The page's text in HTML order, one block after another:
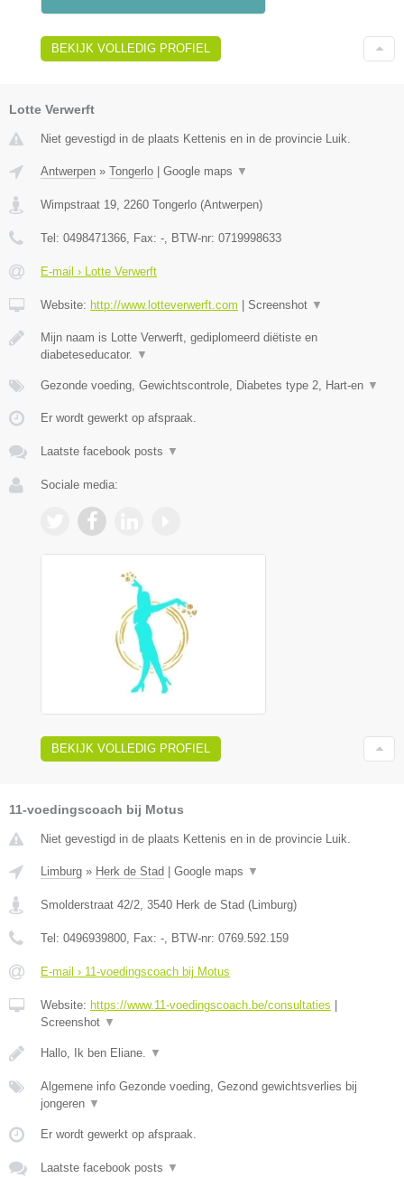
BEKIJK VOLLEDIG PROFIEL
Lotte Verwerft
Niet gevestigd in de plaats Kettenis en in de provincie Luik.
Antwerpen » Tongerlo Google maps ▼
Wimpstraat 19 2260 Tongerlo (Antwerpen)
Tel: 0498471366 , Fax: - , BTW-nr: 0719998633
E-mail › Lotte Verwerft
Website: http://www.lotteverwerft.com Screenshot ▼
Mijn naam is Lotte Verwerft, gediplomeerd diëtiste en
diabeteseducator.
▼
Gezonde voeding, Gewichtscontrole, Diabetes type 2, Hart-en ▼
Er wordt gewerkt op afspraak.
Laatste facebook posts ▼
Sociale media:
BEKIJK VOLLEDIG PROFIEL
11-voedingscoach bij Motus
Niet gevestigd in de plaats Kettenis en in de provincie Luik.
Limburg » Herk de Stad Google maps ▼
Smolderstraat 42/2, 3540 Herk de Stad (Limburg)
Tel: 0496939800, Fax: -, BTW-nr: 0769.592.159
E-mail › 11-voedingscoach bij Motus
Website: https://www.11-voedingscoach.be/consultaties
Screenshot ▼
Hallo, Ik ben Eliane. ▼
Algemene info Gezonde voeding, Gezond gewichtsverlies bij
jongeren ▼
Er wordt gewerkt op afspraak.
Laatste facebook posts ▼